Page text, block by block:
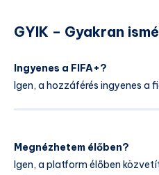
GYIK – Gyakran
Ingyenes a FIFA+?
Igen, a hozzáférés ingyenes a
Megnézhetem élőben?
Igen, a platform élőben